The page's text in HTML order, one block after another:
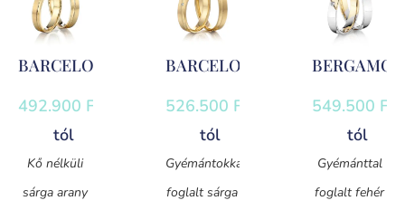
BARCELONA
492.900 Ft
tól
Kő nélküli
sárga arany
BARCELONA
526.500 Ft
tól
Gyémántokkal
foglalt sárga
BERGAMO
549.500 Ft
tól
Gyémánttal
foglalt fehér